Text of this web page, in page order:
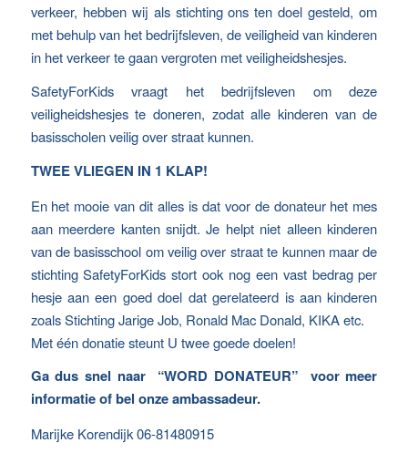
verkeer, hebben wij als stichting ons ten doel gesteld, om
met behulp van het bedrijfsleven, de veiligheid van kinderen
in het verkeer te gaan vergroten met veiligheidshesjes.
SafetyForKids vraagt het bedrijfsleven om deze
veiligheidshesjes te doneren, zodat alle kinderen van de
basisscholen veilig over straat kunnen.
TWEE VLIEGEN IN 1 KLAP!
En het mooie van dit alles is dat voor de donateur het mes
aan meerdere kanten snijdt. Je helpt niet alleen kinderen
van de basisschool om veilig over straat te kunnen maar de
stichting SafetyForKids stort ook nog een vast bedrag per
hesje aan een goed doel dat gerelateerd is aan kinderen
zoals Stichting Jarige Job, Ronald Mac Donald, KIKA etc.
Met één donatie steunt U twee goede doelen!
Ga dus snel naar “WORD DONATEUR” voor meer
informatie of bel onze ambassadeur.
Marijke Korendijk 06-81480915